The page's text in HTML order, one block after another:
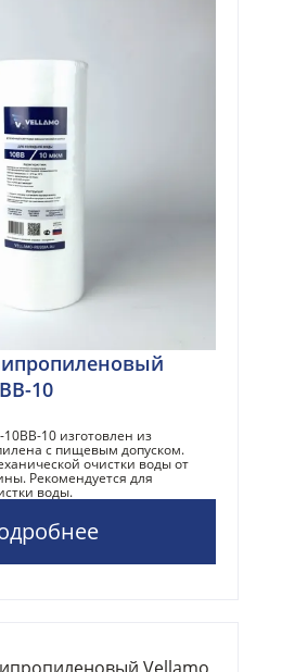
10
10 изготовлен из
с пищевым допуском.
очистки воды от
Рекомендуется для
воды.